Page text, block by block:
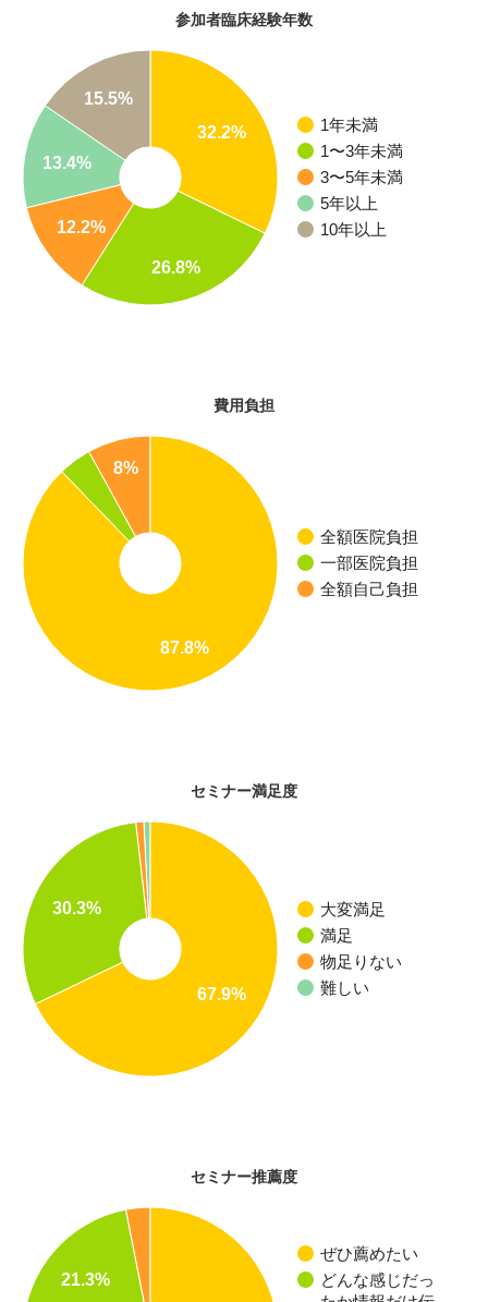
参加者臨床経験年数
1年未満
1〜3年未満
3〜5年未満
5年以上
10年以上
32.2%
15.5%
13.4%
12.2%
26.8%
費用負担
全額医院負担
一部医院負担
全額自己負担
8%
87.8%
セミナー満足度
大変満足
満足
物足りない
難しい
30.3%
67.9%
セミナー推薦度
ぜひ薦めたい
どんな感じだっ
21.3%